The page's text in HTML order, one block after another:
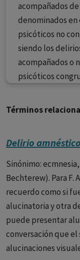
acompañados
denominados en
psicóticos no
siendo los
acompañados o
psicóticos
Términos
Delirio amnéstico
Sinónimo:
Bechterew). Para F.
recuerdo como si
alucinatoria y otra
puede presentar
conversación que
alucinaciones